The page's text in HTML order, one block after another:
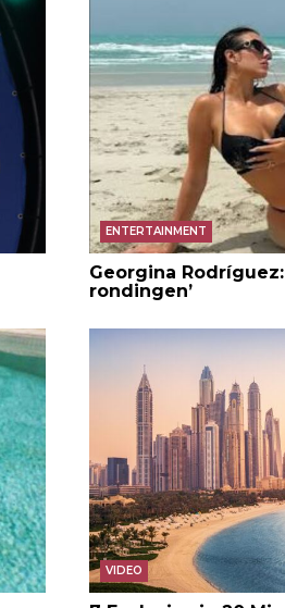
ENTERTAINMENT
Georgina
rondingen’
VIDEO